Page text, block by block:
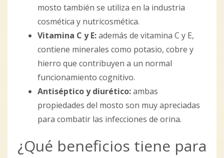
mosto también se utiliza en la industria
cosmética y nutricosmética.
Vitamina C y E:además de vitamina C y E,
contiene minerales como potasio, cobre y
hierro que contribuyen a un normal
funcionamiento cognitivo.
Antiséptico y diurético:ambas
propiedades del mosto son muy apreciadas
para combatir las infecciones de orina.
¿Qué beneficios tiene para